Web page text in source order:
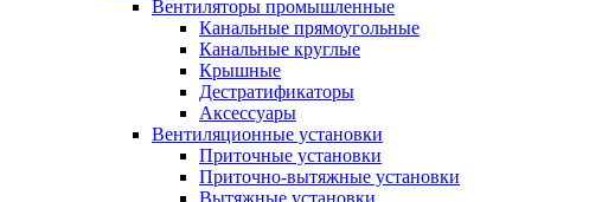
Вентиляторы промышленные
Канальные прямоугольные
Канальные круглые
Крышные
Дестратификаторы
Аксессуары
Вентиляционные установки
Приточные установки
Приточно-вытяжные установки
Вытяжные установки